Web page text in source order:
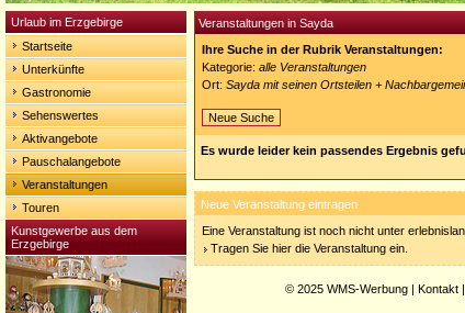
Urlaub im Erzgebirge
Startseite
Unterkünfte
Gastronomie
Sehenswertes
Aktivangebote
Pauschalangebote
Veranstaltungen
Touren
Kunstgewerbe aus dem
Erzgebirge
Veranstaltungen in Sayda
Ihre Suche in der Rubrik Veranstaltungen:
Kategorie: alle Veranstaltungen
Ort: Sayda mit seinen Ortsteilen +
Neue Suche
Es wurde leider kein passendes Ergebnis
Neue Veranstaltung eintragen
Eine Veranstaltung ist noch nicht unter
Tragen Sie hier die Veranstaltung ein.
© 2025 WMS-Werbung | Kontakt |